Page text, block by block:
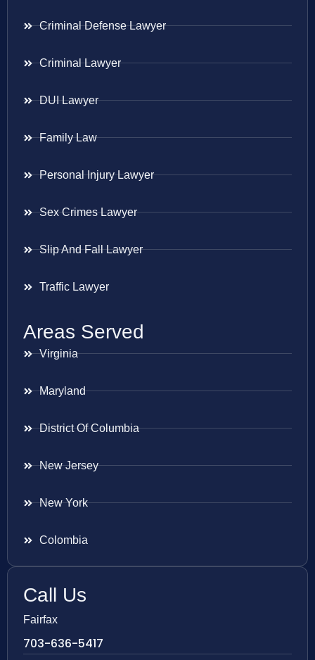
Criminal Defense Lawyer
Criminal Lawyer
DUI Lawyer
Family Law
Personal Injury Lawyer
Sex Crimes Lawyer
Slip And Fall Lawyer
Traffic Lawyer
Areas Served
Virginia
Maryland
District Of Columbia
New Jersey
New York
Colombia
Call Us
Fairfax
703-636-5417